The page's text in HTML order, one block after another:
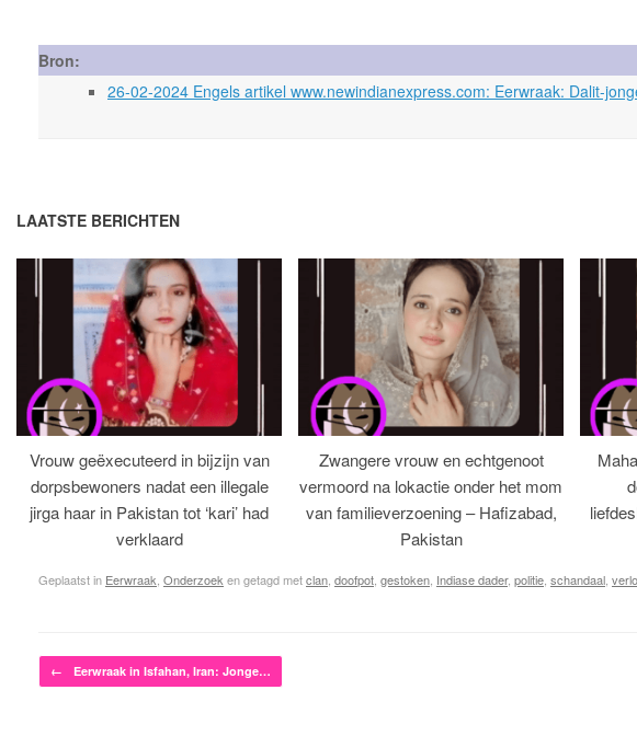
Bron:
26-02-2024 Engels artikel www.newindianexpress.com: Eerwraak: Dalit-
LAATSTE BERICHTEN
Vrouw geëxecuteerd in bijzijn van
dorpsbewoners nadat een illegale
jirga haar in Pakistan tot ‘kari’ had
verklaard
Zwangere vrouw en echtgenoot
vermoord na lokactie onder het mom
van familieverzoening – Hafizabad,
Pakistan
Geplaatst in Eerwraak Onderzoek en getagd metclan doofpot gestoken Indiase dader, politie schandaal
Bericht navigatie
← Eerwraak in Isfahan, Iran: Jonge…